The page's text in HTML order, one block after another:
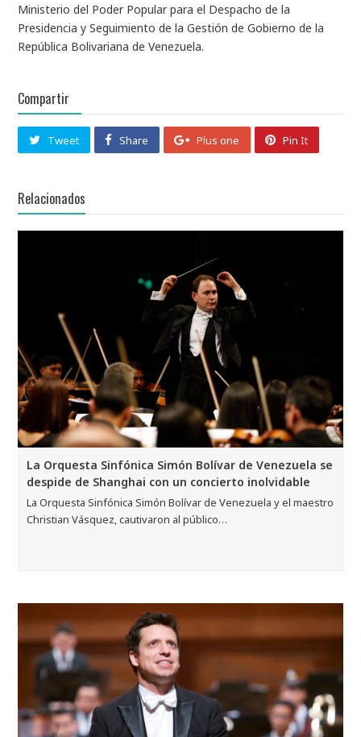
Ministerio del Poder Popular para el Despacho de la
Presidencia y Seguimiento de la Gestión de Gobierno de la
República Bolivariana de Venezuela.
Compartir
Tweet Share Plus one Pin It
Relacionados
La Orquesta Sinfónica Simón Bolívar de Venezuela se
despide de Shanghai con un concierto inolvidable
La Orquesta Sinfónica Simón Bolívar de Venezuela y el maestro
Christian Vásquez, cautivaron al público…